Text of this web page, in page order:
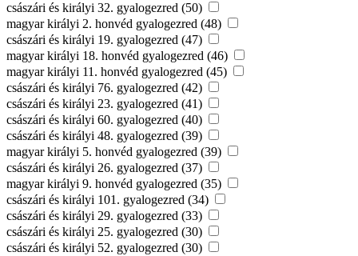
császári és királyi 32. gyalogezred (50)
magyar királyi 2. honvéd gyalogezred (48)
császári és királyi 19. gyalogezred (47)
magyar királyi 18. honvéd gyalogezred (46)
magyar királyi 11. honvéd gyalogezred (45)
császári és királyi 76. gyalogezred (42)
császári és királyi 23. gyalogezred (41)
császári és királyi 60. gyalogezred (40)
császári és királyi 48. gyalogezred (39)
magyar királyi 5. honvéd gyalogezred (39)
császári és királyi 26. gyalogezred (37)
magyar királyi 9. honvéd gyalogezred (35)
császári és királyi 101. gyalogezred (34)
császári és királyi 29. gyalogezred (33)
császári és királyi 25. gyalogezred (30)
császári és királyi 52. gyalogezred (30)